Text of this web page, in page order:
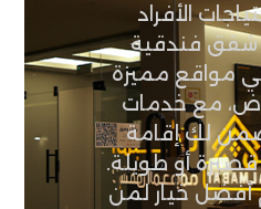
الأفراد
شقق فندقية
مواقع مميزة
مع خدمات
لك إقامة
أو طويلة.
خيار لمن